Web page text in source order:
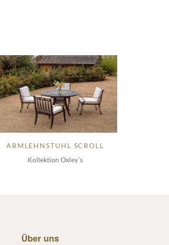
ARMLEHNSTUHL SCROLL
Kollektion Oxley´s
Über uns